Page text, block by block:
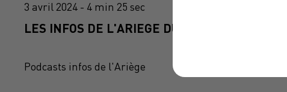
3 avril 2024 - 4 min 25 sec
LES INFOS DE L'ARIEGE DU 03/04/2024 À 08H00
Podcasts infos de l'Ariège